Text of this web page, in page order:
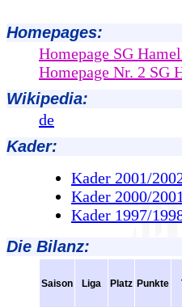
Homepages:
Homepage SG
Homepage Nr. 2 SG
Wikipedia:
de
Kader:
Kader 2001/
Kader 2000/2001
Kader 1997/
Die Bilanz:
Saison Liga Platz Punkte